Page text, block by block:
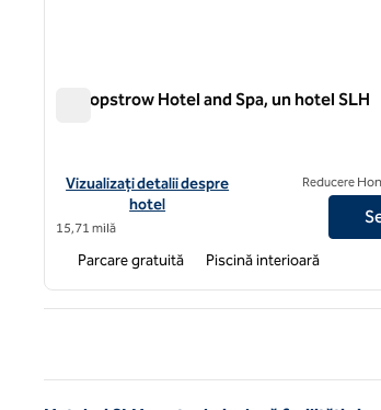
Bishopstrow Hotel and Spa, un hotel SLH
Vizualizați detaliile hotelului pentru
Vizualizați detalii despre
hotel
15,71 milă
Reducere
Parcare gratuită Piscină interioară